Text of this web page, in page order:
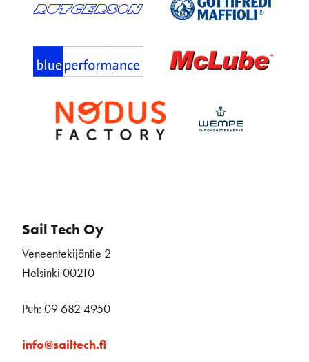
Sail Tech Oy
Veneentekijäntie 2
Helsinki 00210
Puh: 09 682 4950
info@sailtech.fi